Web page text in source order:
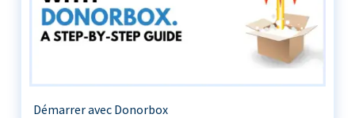
Démarrer avec Donorbox